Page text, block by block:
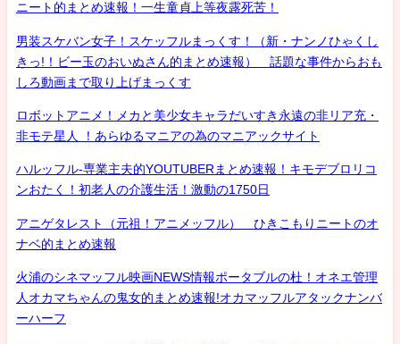
ニート的まとめ速報！一生童貞上等夜露死苦！
男装スケバン女子！スケッフルまっくす！（新・ナンノひゃくし
きっ!！ビー玉のおいぬさん的まとめ速報） 話題な事件からおも
しろ動画まで取り上げまっくす
ロボットアニメ！メカと美少女キャラだいすき永遠の非リア充・
非モテ星人 ！あらゆるマニアの為のマニアックサイト
ハルッフル-専業主夫的YOUTUBERまとめ速報！キモデブロリコ
ンおたく！初老人の介護生活！激動の1750日
アニゲタレスト（元祖！アニメッフル） ひきこもりニートのオ
ナベ的まとめ速報
火浦のシネマッフル映画NEWS情報ポータブルの杜！オネエ管理
人オカマちゃんの鬼女的まとめ速報!オカマッフルアタックナンバ
ーハーフ